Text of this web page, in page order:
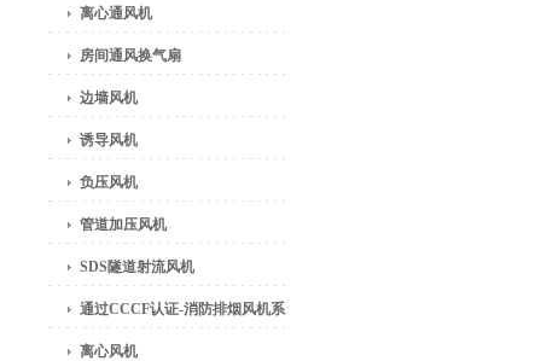
离心通风机
房间通风换气扇
边墙风机
诱导风机
负压风机
管道加压风机
SDS隧道射流风机
通过CCCF认证-消防排烟风机系
列
离心风机